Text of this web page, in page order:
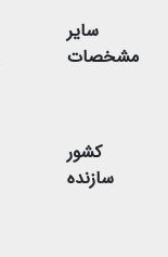
سایر
مشخصات
کشور
سازنده